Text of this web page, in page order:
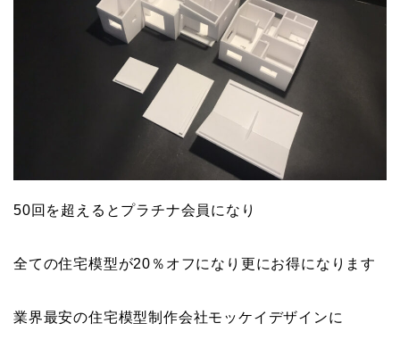
50回を超えるとプラチナ会員になり
全ての住宅模型が20％オフになり更にお得になります
業界最安の住宅模型制作会社モッケイデザインに